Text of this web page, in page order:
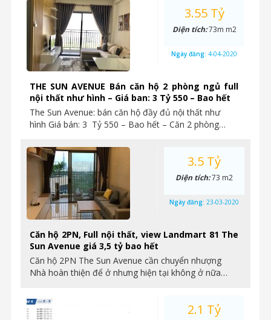
THE SUN AVENUE Bán căn hộ 2 phòng ngủ full
nội thất như hình – Giá ban: 3 Tỷ 550 – Bao hết
The Sun Avenue: bán căn hộ đầy đủ nội thất như
hình Giá bán: 3 Tỷ 550 – Bao hết – Căn 2 phòng…
3.55 Tỷ
Diện tích:73m m2
Ngày đăng: 4-04-2020
Căn hộ 2PN, Full nội thất, view Landmart 81 The
Sun Avenue giá 3,5 tỷ bao hết
Căn hộ 2PN The Sun Avenue cần chuyển nhượng
Nhà hoàn thiện để ở nhưng hiện tại không ở nữa…
3.5 Tỷ
Diện tích:73 m2
Ngày đăng: 23-03-2020
2.1 Tỷ